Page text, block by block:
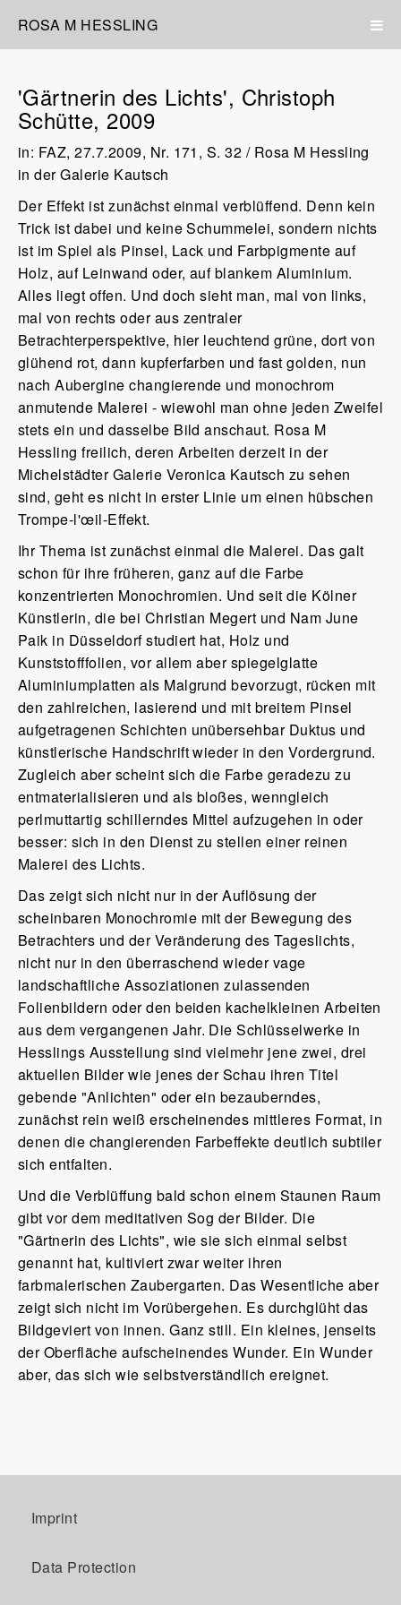
ROSA M HESSLING
'Gärtnerin des Lichts', Christoph
Schütte, 2009
in: FAZ, 27.7.2009, Nr. 171, S. 32 / Rosa M Hessling
in der Galerie Kautsch
Der Effekt ist zunächst einmal verblüffend. Denn kein
Trick ist dabei und keine Schummelei, sondern nichts
ist im Spiel als Pinsel, Lack und Farbpigmente auf
Holz, auf Leinwand oder, auf blankem Aluminium.
Alles liegt offen. Und doch sieht man, mal von links,
mal von rechts oder aus zentraler
Betrachterperspektive, hier leuchtend grüne, dort von
glühend rot, dann kupferfarben und fast golden, nun
nach Aubergine changierende und monochrom
anmutende Malerei - wiewohl man ohne jeden Zweifel
stets ein und dasselbe Bild anschaut. Rosa M
Hessling freilich, deren Arbeiten derzeit in der
Michelstädter Galerie Veronica Kautsch zu sehen
sind, geht es nicht in erster Linie um einen hübschen
Trompe-l'œil-Effekt.
Ihr Thema ist zunächst einmal die Malerei. Das galt
schon für ihre früheren, ganz auf die Farbe
konzentrierten Monochromien. Und seit die Kölner
Künstlerin, die bei Christian Megert und Nam June
Paik in Düsseldorf studiert hat, Holz und
Kunststofffolien, vor allem aber spiegelglatte
Aluminiumplatten als Malgrund bevorzugt, rücken mit
den zahlreichen, lasierend und mit breitem Pinsel
aufgetragenen Schichten unübersehbar Duktus und
künstlerische Handschrift wieder in den Vordergrund.
Zugleich aber scheint sich die Farbe geradezu zu
entmaterialisieren und als bloßes, wenngleich
perlmuttartig schillerndes Mittel aufzugehen in oder
besser: sich in den Dienst zu stellen einer reinen
Malerei des Lichts.
Das zeigt sich nicht nur in der Auflösung der
scheinbaren Monochromie mit der Bewegung des
Betrachters und der Veränderung des Tageslichts,
nicht nur in den überraschend wieder vage
landschaftliche Assoziationen zulassenden
Folienbildern oder den beiden kachelkleinen Arbeiten
aus dem vergangenen Jahr. Die Schlüsselwerke in
Hesslings Ausstellung sind vielmehr jene zwei, drei
aktuellen Bilder wie jenes der Schau ihren Titel
gebende "Anlichten" oder ein bezauberndes,
zunächst rein weiß erscheinendes mittleres Format, in
denen die changierenden Farbeffekte deutlich subtiler
sich entfalten.
Und die Verblüffung bald schon einem Staunen Raum
gibt vor dem meditativen Sog der Bilder. Die
"Gärtnerin des Lichts", wie sie sich einmal selbst
genannt hat, kultiviert zwar weiter ihren
farbmalerischen Zaubergarten. Das Wesentliche aber
zeigt sich nicht im Vorübergehen. Es durchglüht das
Bildgeviert von innen. Ganz still. Ein kleines, jenseits
der Oberfläche aufscheinendes Wunder. Ein Wunder
aber, das sich wie selbstverständlich ereignet.
Imprint
Data Protection